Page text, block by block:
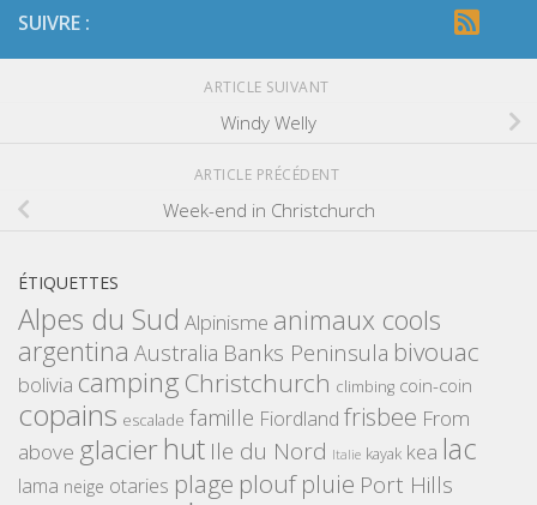
SUIVRE :
ARTICLE SUIVANT
Windy Welly
ARTICLE PRÉCÉDENT
Week-end in Christchurch
ÉTIQUETTES
Alpes du Sud Alpinisme animaux cools
argentina Australia Banks Peninsula bivouac
bolivia camping Christchurch climbing coin-coin
copains escalade famille Fiordland frisbee From
above glacierhut Ile du Nord Italie kayak kea lac
lama neige otaries plage plouf pluie Port Hills